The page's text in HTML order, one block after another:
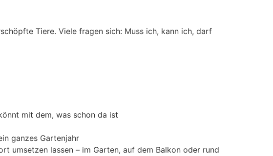
Tiere. Viele fragen sich: Muss ich, kann ich, darf
mit dem, was schon da ist
ganzes Gartenjahr
umsetzen lassen – im Garten, auf dem Balkon oder rund